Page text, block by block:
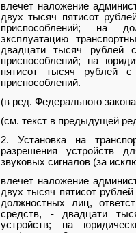
влечет наложение
двух тысяч пятисот
приспособлений; на
эксплуатацию
двадцати тысяч рублей
приспособлений; на
пятисот тысяч рублей
приспособлений.
(в ред. Федерального
(см. текст в предыдущей
2. Установка на
разрешения устройств
звуковых сигналов (за
влечет наложение
двух тысяч пятисот
должностных лиц,
средств, - двадцати
устройств; на